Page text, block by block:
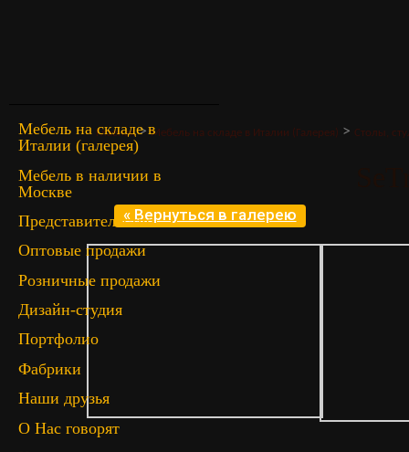
Мебель на складе в
Италии (галерея)
Мебель в наличии в
Москве
Представительство
Оптовые продажи
Розничные продажи
Дизайн-студия
Портфолио
Фабрики
Наши друзья
О Нас говорят
Главная>Мебель на складе в Италии (Галерея) > Столы,
« Вернуться в галерею